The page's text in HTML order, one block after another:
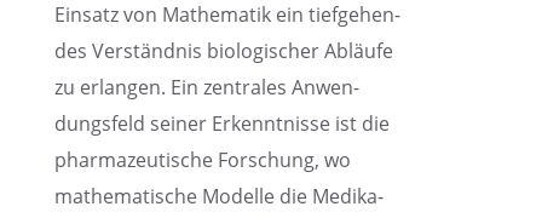
Einsatz von Mathe­ma­tik ein tiefge­hen­
des Verständ­nis biolo­gi­scher Abläufe
zu erlan­gen. Ein zentra­les Anwen­
dungs­feld seiner Erkennt­nisse ist die
pharma­zeu­ti­sche Forschung, wo
mathe­ma­ti­sche Modelle die Medika­